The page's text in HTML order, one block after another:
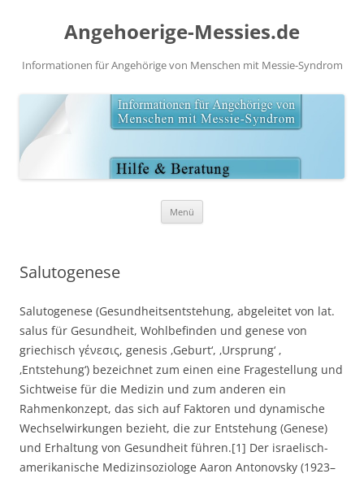
Angehoerige-Messies.de
Informationen für Angehörige von Menschen mit Messie-Syndrom
Menü
Salutogenese
Salutogenese (Gesundheitsentstehung, abgeleitet von lat.
salus für Gesundheit, Wohlbefinden und genese von
griechisch γένεσις, genesis ‚Geburt‘, ‚Ursprung‘ ‚
‚Entstehung‘) bezeichnet zum einen eine Fragestellung und
Sichtweise für die Medizin und zum anderen ein
Rahmenkonzept, das sich auf Faktoren und dynamische
Wechselwirkungen bezieht, die zur Entstehung (Genese)
und Erhaltung von Gesundheit führen.[1] Der israelisch-
amerikanische Medizinsoziologe Aaron Antonovsky (1923–